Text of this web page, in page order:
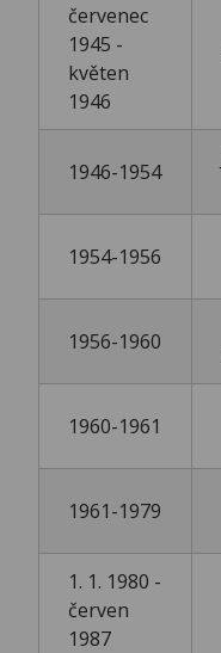
červenec
1945 -
květen
1946
1946-1954
1954-1956
1956-1960
1960-1961
1961-1979
1. 1. 1980 -
červen
1987